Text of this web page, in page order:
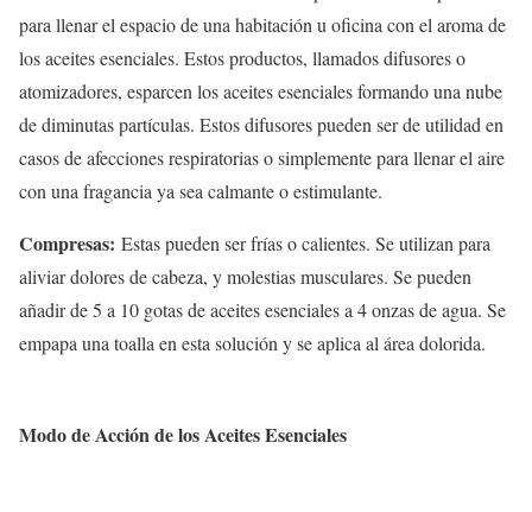
para llenar el espacio de una habitación u oficina con el aroma de
los aceites esenciales. Estos productos, llamados difusores o
atomizadores, esparcen los aceites esenciales formando una nube
de diminutas partículas. Estos difusores pueden ser de utilidad en
casos de afecciones respiratorias o simplemente para llenar el aire
con una fragancia ya sea calmante o estimulante.
Compresas: Estas pueden ser frías o calientes. Se utilizan para
aliviar dolores de cabeza, y molestias musculares. Se pueden
añadir de 5 a 10 gotas de aceites esenciales a 4 onzas de agua. Se
empapa una toalla en esta solución y se aplica al área dolorida.
Modo de Acción de los Aceites Esenciales